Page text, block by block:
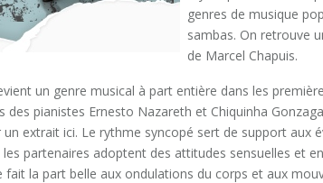
genres de musique
sambas. On retrouve
de Marcel Chapuis.
un genre musical à part entière dans les
des pianistes Ernesto Nazareth et Chiquinha
extrait ici. Le rythme syncopé sert de support aux
partenaires adoptent des attitudes sensuelles et
fait la part belle aux ondulations du corps et aux